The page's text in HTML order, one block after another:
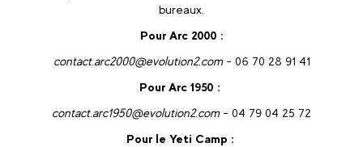
bureaux.
Pour Arc 2000 :
contact.arc2000@evolution2.com- 06 70 28 91 41
Pour Arc 1950 :
contact.arc1950@evolution2.com- 04 79 04 25 72
Pour le Yeti Camp :